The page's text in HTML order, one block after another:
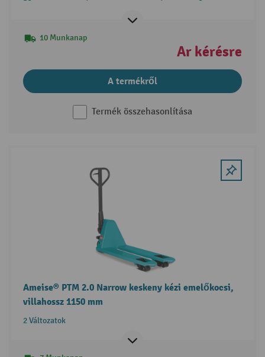
10 Munkanap
Ár kérésre
A termékről
Termék összehasonlítása
Ameise® PTM 2.0 Narrow keskeny kézi emelőkocsi,
villahossz 1150 mm
2 Változatok